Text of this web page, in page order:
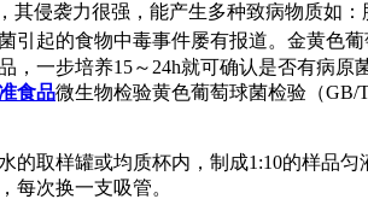
其侵袭力很强，能产生多种致病物质如
起的食物中毒事件屡有报道。金黄色葡
，一步培养15～24h就可确认是否有病原
食品微生物检验黄色葡萄球菌检验（GB/T
取样罐或均质杯内，制成1:10的样品
每次换一支吸管。